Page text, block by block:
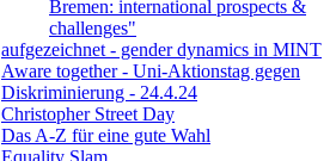
Bremen: international prospects &
challenges"
aufgezeichnet - gender dynamics in MINT
Aware together - Uni-Aktionstag gegen
Diskriminierung - 24.4.24
Christopher Street Day
Das A-Z für eine gute Wahl
Equality Slam